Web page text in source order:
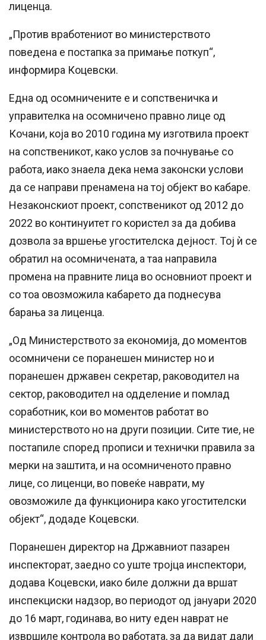
лиценца.
„Против вработениот во министерството
поведена е постапка за примање поткуп“,
информира Коцевски.
Една од осомничените е и сопственичка и
управителка на осомничено правно лице од
Кочани, која во 2010 година му изготвила проект
на сопственикот, како услов за почнување со
работа, иако знаела дека нема законски услови
да се направи пренамена на тој објект во кабаре.
Незаконскиот проект, сопственикот од 2012 до
2022 во континуитет го користел за да добива
дозвола за вршење угостителска дејност. Тој ѝ се
обратил на осомничената, а таа направила
промена на правните лица во основниот проект и
со тоа овозможила кабарето да поднесува
барања за лиценца.
„Од Министерството за економија, до моментов
осомничени се поранешен министер но и
поранешен државен секретар, раководител на
сектор, раководител на одделение и помлад
соработник, кои во моментов работат во
министерството но на други позиции. Сите тие, не
постапиле според прописи и технички правила за
мерки на заштита, и на осомниченото правно
лице, со лиценци, во повеќе наврати, му
овозможиле да функционира како угостителски
објект“, додаде Коцевски.
Поранешен директор на Државниот пазарен
инспекторат, заедно со уште тројца инспектори,
додава Коцевски, иако биле должни да вршат
инспекциски надзор, во периодот од јануари 2020
до 16 март, годинава, во ниту еден наврат не
извршиле контрола во работата, за да видат дали